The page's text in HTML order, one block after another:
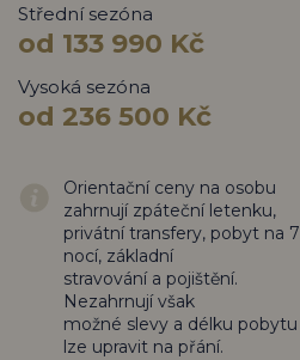
Střední sezóna
od 133 990 Kč
Vysoká sezóna
od 236 500 Kč
Orientační ceny na osobu
zahrnují zpáteční letenku,
privátní transfery, pobyt na 7
nocí, základní
stravování a pojištění.
Nezahrnují však
možné slevy a délku pobytu
lze upravit na přání.